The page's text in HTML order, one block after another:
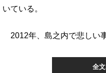
いている。
2012年、島之内で悲しい
全